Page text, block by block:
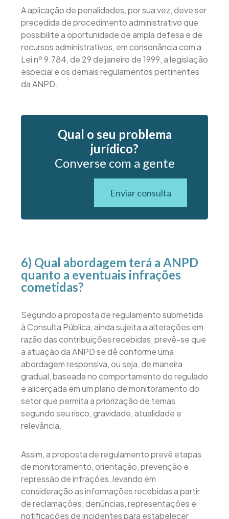
A aplicação de penalidades, por sua vez, deve ser
precedida de procedimento administrativo que
possibilite a oportunidade de ampla defesa e de
recursos administrativos, em consonância com a
Lei nº 9.784, de 29 de janeiro de 1999, a legislação
especial e os demais regulamentos pertinentes
da ANPD.
Qual o seu problema
jurídico?
Converse com a gente
Enviar consulta
6) Qual abordagem terá a ANPD
quanto a eventuais infrações
cometidas?
Segundo a proposta de regulamento submetida
à Consulta Pública, ainda sujeita a alterações em
razão das contribuições recebidas, prevê-se que
a atuação da ANPD se dê conforme uma
abordagem responsiva, ou seja, de maneira
gradual, baseada no comportamento do regulado
e alicerçada em um plano de monitoramento do
setor que permita a priorização de temas
segundo seu risco, gravidade, atualidade e
relevância.
Assim, a proposta de regulamento prevê etapas
de monitoramento, orientação, prevenção e
repressão de infrações, levando em
consideração as informações recebidas a partir
de reclamações, denúncias, representações e
notificações de incidentes para estabelecer